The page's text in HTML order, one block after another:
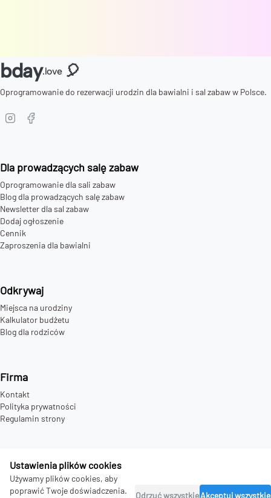
Ustawienia plików cookies
Używamy plików cookies, aby
poprawić Twoje doświadczenia.
Odrzuć wszystkieAkceptuj wszystkie
bday.love 🎈
Oprogramowanie do rezerwacji urodzin dla bawialni i sal zabaw w Polsce.
Dla prowadzących salę zabaw
Oprogramowanie dla sali zabaw
Blog dla prowadzących salę zabaw
Newsletter dla sal zabaw
Dodaj ogłoszenie
Cennik
Zaproszenia dla bawialni
Odkrywaj
Miejsca na urodziny
Kalkulator budżetu
Blog dla rodziców
Firma
Kontakt
Polityka prywatności
Regulamin strony
2026bday.love - all rights reserved.